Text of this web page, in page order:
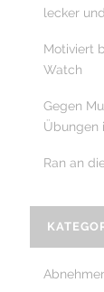
lecker
Motiviert
Watch
Gegen
Übungen
Ran an